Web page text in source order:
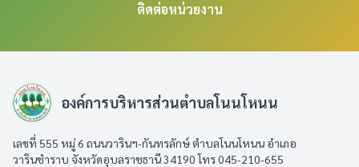
ติดต่อหน่วยงาน
องค์การบริหารส่วนตำบลโนนโหนน
เลขที่ 555 หมู่ 6 ถนนวารินฯ-กันทรลักษ์ ตำบลโนนโหนน อำเภอ
วารินชำราบ จังหวัดอุบลราชธานี 34190 โทร 045-210-655